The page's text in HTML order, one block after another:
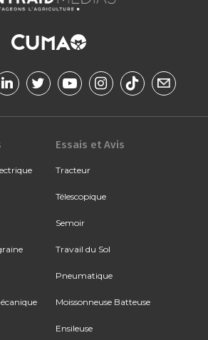
Essais et Avis
Tracteur
Télescopique
Semoir
Travail du Sol
Pneumatique
Moissonneuse Batteuse
Ensileuse